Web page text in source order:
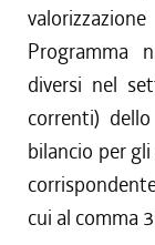
Programma
diversi nel
correnti)
bilancio per
cui al comma